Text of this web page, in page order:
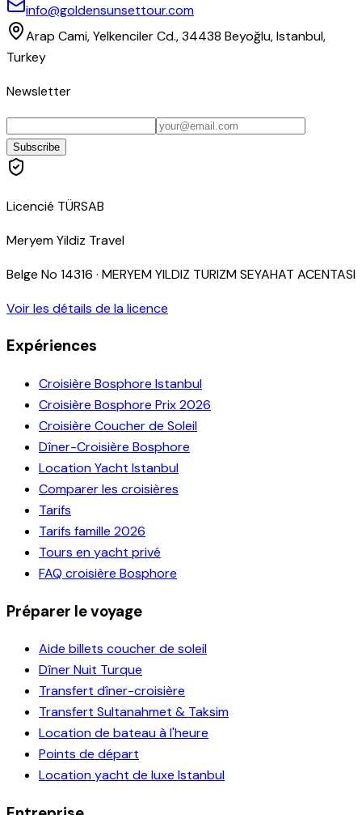
info@goldensunsettour.com
Arap Cami, Yelkenciler Cd., 34438 Beyoğlu, Istanbul,
Turkey
Newsletter
Subscribe
Licencié TÜRSAB
Meryem Yildiz Travel
Belge No 14316 · MERYEM YILDIZ TURIZM SEYAHAT ACENTASI
Voir les détails de la licence
Expériences
Croisière Bosphore Istanbul
Croisière Bosphore Prix 2026
Croisière Coucher de Soleil
Dîner-Croisière Bosphore
Location Yacht Istanbul
Comparer les croisières
Tarifs
Tarifs famille 2026
Tours en yacht privé
FAQ croisière Bosphore
Préparer le voyage
Aide billets coucher de soleil
Dîner Nuit Turque
Transfert dîner-croisière
Transfert Sultanahmet & Taksim
Location de bateau à l'heure
Points de départ
Location yacht de luxe Istanbul